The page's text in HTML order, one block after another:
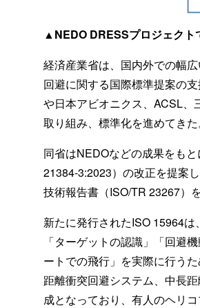
▲NEDO DRESSプロジェクト
経済産業省は、国内外での幅
回避に関する国際標準提案の
や日本アビオニクス、ACSL、
取り組み、標準化を進めてきた
同省はNEDOなどの成果をも
21384-3:2023）の改正を提案
技術報告書（ISO/TR 23267）
新たに発行されたISO 15964は
「ターゲットの認識」「回避
ートでの飛行」を実際に行う
距離衝突回避システム、中長
成となっており、有人のヘリ